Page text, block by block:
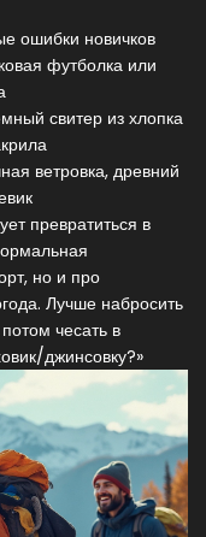
ошибки новичков
футболка или
свитер из хлопка
ветровка, древний
превратиться в
но и про
Лучше набросить
чесать в
джинсовку?»